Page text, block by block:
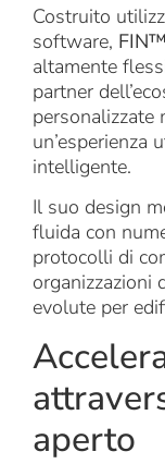
Costruito
software,
altamente
partner
personalizzate
un’esperienza
intelligente.
Il suo design
fluida con
protocolli di
organizzazioni
evolute per
aperto